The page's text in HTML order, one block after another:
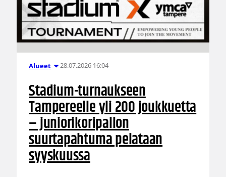
Alueet 28.07.2026 16:04
Stadium-turnaukseen
Tampereelle yli 200 joukkuetta
– juniorikoripallon
suurtapahtuma pelataan
syyskuussa